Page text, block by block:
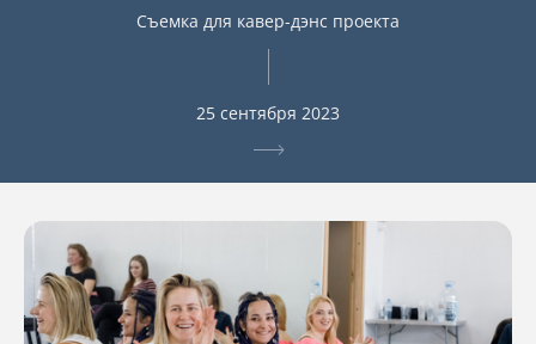
Съемка для кавер-дэнс проекта
25 сентября 2023